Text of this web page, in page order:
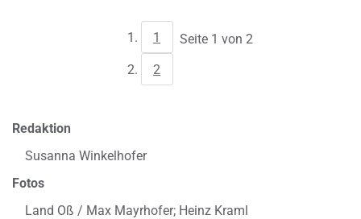
1
2
Seite 1 von 2
Redaktion
Susanna Winkelhofer
Fotos
Land Oß / Max Mayrhofer; Heinz Kraml